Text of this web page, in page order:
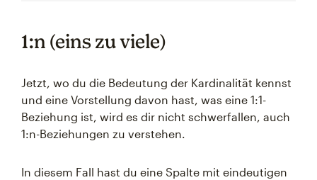
1:n (eins zu viele)
Jetzt, wo du die Bedeutung der Kardinalität kennst
und eine Vorstellung davon hast, was eine 1:1-
Beziehung ist, wird es dir nicht schwerfallen, auch
1:n-Beziehungen zu verstehen.
In diesem Fall hast du eine Spalte mit eindeutigen